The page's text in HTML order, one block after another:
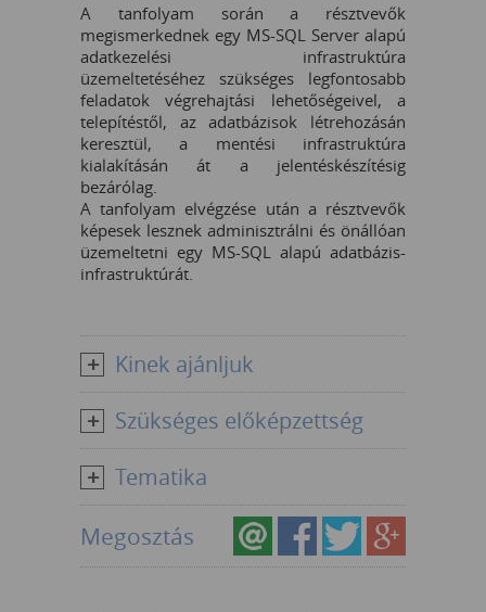
A tanfolyam során a résztvevők
megismerkednek egy MS-SQL Server alapú
adatkezelési infrastruktúra
üzemeltetéséhez szükséges legfontosabb
feladatok végrehajtási lehetőségeivel, a
telepítéstől, az adatbázisok létrehozásán
keresztül, a mentési infrastruktúra
kialakításán át a jelentéskészítésig
bezárólag.
A tanfolyam elvégzése után a résztvevők
képesek lesznek adminisztrálni és önállóan
üzemeltetni egy MS-SQL alapú adatbázis-
infrastruktúrát.
Kinek ajánljuk
Szükséges előképzettség
Tematika
Megosztás